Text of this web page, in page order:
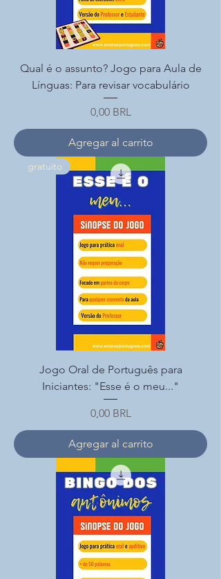
Qual é o assunto? Jogo para Aula de
Línguas: Para revisar vocabulário
Precio
0,00 BRL
Agregar al carrito
gratuito
Jogo Oral de Português para
Iniciantes: "Esse é o meu..."
Precio
0,00 BRL
Agregar al carrito